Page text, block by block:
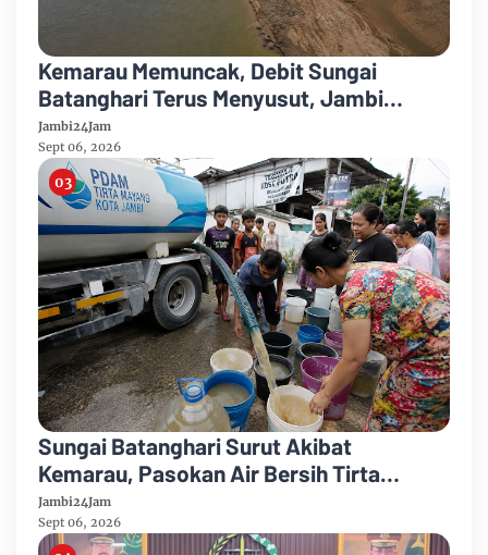
Kemarau Memuncak, Debit Sungai
Batanghari Terus Menyusut, Jambi
Hadapi Ancaman Krisis Air Bersih dan
Karhutla
Jambi24Jam
Sept 06, 2026
Sungai Batanghari Surut Akibat
Kemarau, Pasokan Air Bersih Tirta
Mayang Jambi Keruh
Jambi24Jam
Sept 06, 2026